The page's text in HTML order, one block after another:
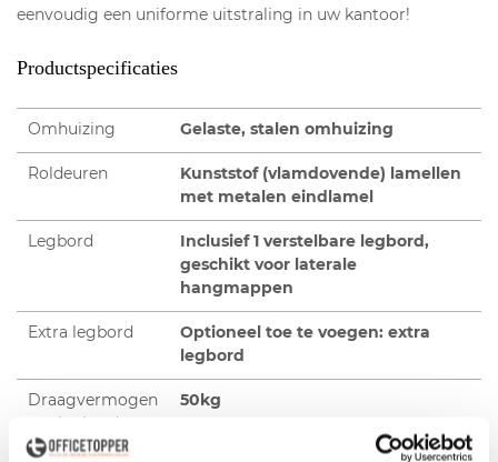
eenvoudig een uniforme uitstraling in uw kantoor!
Productspecificaties
Omhuizing Gelaste, stalen omhuizing
Roldeuren
Kunststof (vlamdovende) lamellen
met metalen eindlamel
Legbord
Inclusief 1 verstelbare legbord,
geschikt voor laterale
hangmappen
Extra legbord
Optioneel toe te voegen: extra
legbord
Draagvermogen
per legbord
50kg